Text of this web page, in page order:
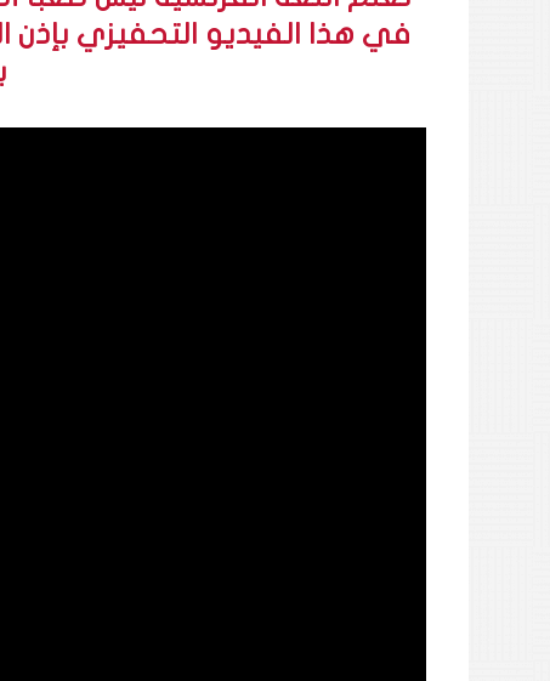
في هذا الفيديو التحفيزي